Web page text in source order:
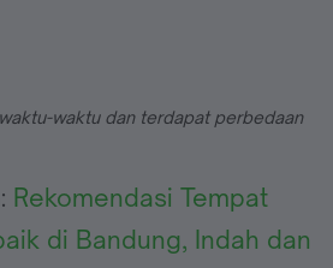
waktu dan terdapat perbedaan
Rekomendasi Tempat
di Bandung, Indah dan